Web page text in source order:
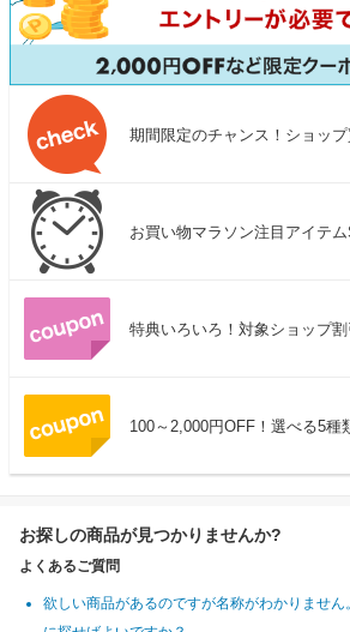
期間限定のチャンス！ショッ
お買い物マラソン注目アイテ
特典いろいろ！対象ショップ
100～2,000円OFF！選べる5種
お探しの商品が見つかりませんか?
よくあるご質問
欲しい商品があるのですが名称がわかりません